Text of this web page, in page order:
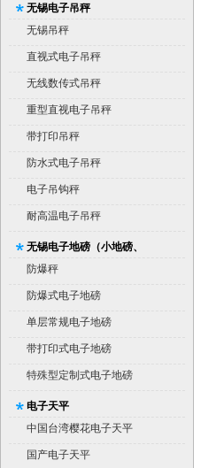
无锡电子吊秤
无锡吊秤
直视式电子吊秤
无线数传式吊秤
重型直视电子吊秤
带打印吊秤
防水式电子吊秤
电子吊钩秤
耐高温电子吊秤
无锡电子地磅（小地磅、
平台秤）
防爆秤
防爆式电子地磅
单层常规电子地磅
带打印式电子地磅
特殊型定制式电子地磅
电子天平
中国台湾樱花电子天平
国产电子天平